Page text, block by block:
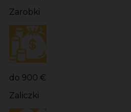
Zarobki
do 900 €
Zaliczki